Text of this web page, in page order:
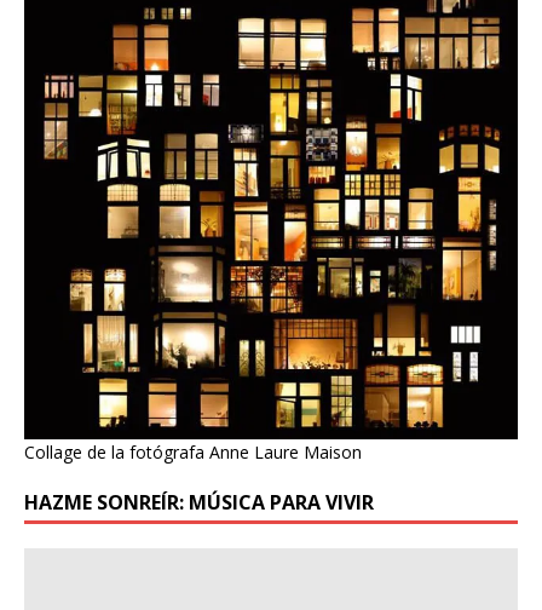
Collage de la fotógrafa Anne Laure Maison
HAZME SONREÍR: MÚSICA PARA VIVIR